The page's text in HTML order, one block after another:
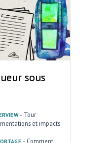
sous
– Tour
et impacts
– Comment